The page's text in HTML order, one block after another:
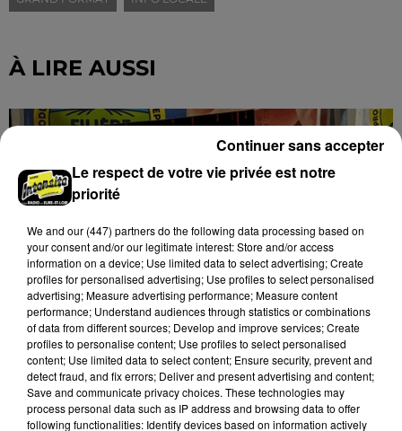
À LIRE AUSSI
LES ÉLEVAGES INTENSIFS DE NOUVEAU
Le respect de votre vie privée est notre
priorité
We and our (447) partnersdo the following data processing based on
your consent and/or our legitimate interest: Store and/or access
information on a device; Use limited data to select advertising; Create
profiles for personalised advertising; Use profiles to select personalised
advertising; Measure advertising performance; Measure content
performance; Understand audiences through statistics or combinations
of data from different sources; Develop and improve services; Create
profiles to personalise content; Use profiles to select personalised
content; Use limited data to select content; Ensure security, prevent and
detect fraud, and fix errors; Deliver and present advertising and content;
Save and communicate privacy choices. These technologies may
process personal data such as IP address and browsing data to offer
following functionalities: Identify devices based on information actively
Continuer sans accepter